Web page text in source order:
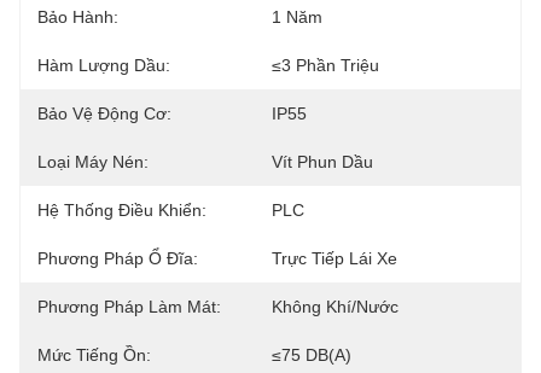
Bảo Hành: 1 Năm
Hàm Lượng Dầu: ≤3 Phần Triệu
Bảo Vệ Động Cơ: IP55
Loại Máy Nén: Vít Phun Dầu
Hệ Thống Điều Khiển: PLC
Phương Pháp Ổ Đĩa: Trực Tiếp Lái Xe
Phương Pháp Làm Mát: Không Khí/Nước
Mức Tiếng Ồn: ≤75 DB(A)